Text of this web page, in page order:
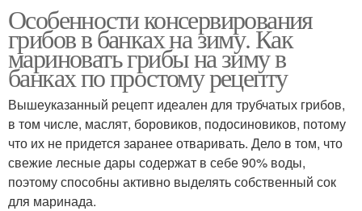
Особенности консервирования
грибов в банках на зиму. Как
мариновать грибы на зиму в
банках по простому рецепту
Вышеуказанный рецепт идеален для трубчатых грибов,
в том числе, маслят, боровиков, подосиновиков, потому
что их не придется заранее отваривать. Дело в том, что
свежие лесные дары содержат в себе 90% воды,
поэтому способны активно выделять собственный сок
для маринада.